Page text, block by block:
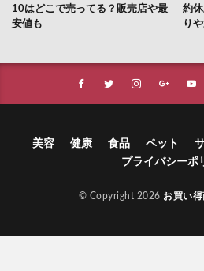
10はどこで売ってる？販売店や最
安値も
約
り
美容 健康 食品 ペット
プライバシーポ
© Copyright 2026 お買い